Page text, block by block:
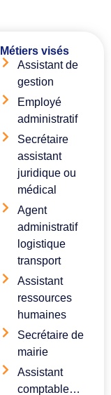
Métiers visés
Assistant de
gestion
Employé
administratif
Secrétaire
assistant
juridique ou
médical
Agent
administratif
logistique
transport
Assistant
ressources
humaines
Secrétaire de
mairie
Assistant
comptable…